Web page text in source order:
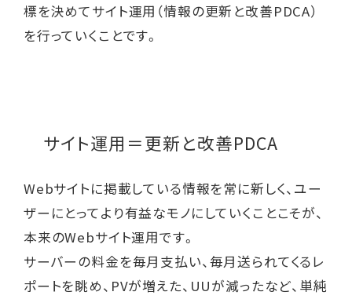
標を決めてサイト運用（情報の更新と改善PDCA）
を行っていくことです。
サイト運用＝更新と改善PDCA
Webサイトに掲載している情報を常に新しく、ユー
ザーにとってより有益なモノにしていくことこそが、
本来のWebサイト運用です。
サーバーの料金を毎月支払い、毎月送られてくるレ
ポートを眺め、PVが増えた、UUが減ったなど、単純